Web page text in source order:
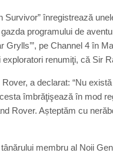
Survivor” înregistrează
programului de
Grylls’”, pe Channel 4 în
renumiţi, că Sir
a declarat: “Nu
îmbrăţişează în mod
Rover. Așteptăm cu
membru al Noii